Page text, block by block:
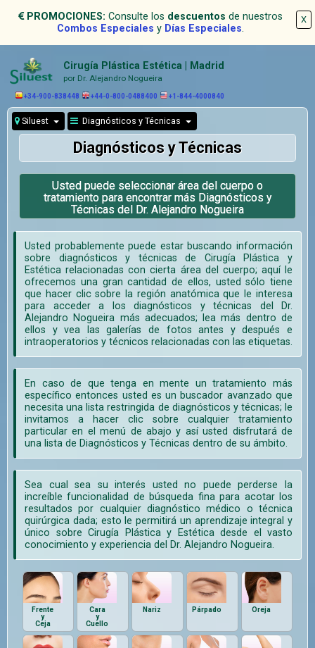
X
PROMOCIONES: Consulte los descuentos de nuestros
Combos Especiales y Días Especiales.
Cirugía Plástica Estética | Madrid
por Dr. Alejandro Nogueira
+34-900-838448 +44-0-800-0488400 +1-844-4000840
Siluest Diagnósticos y Técnicas
Diagnósticos y Técnicas
Usted puede seleccionar área del cuerpo o
tratamiento para encontrar más Diagnósticos y
Técnicas del Dr. Alejandro Nogueira
Usted probablemente puede estar buscando información
sobre diagnósticos y técnicas de Cirugía Plástica y
Estética relacionadas con cierta área del cuerpo; aquí le
ofrecemos una gran cantidad de ellos, usted sólo tiene
que hacer clic sobre la región anatómica que le interesa
para acceder a los diagnósticos y técnicas del Dr.
Alejandro Nogueira más adecuados; lea más dentro de
ellos y vea las galerías de fotos antes y después e
intraoperatorios y técnicos relacionadas con las etiquetas.
En caso de que tenga en mente un tratamiento más
específico entonces usted es un buscador avanzado que
necesita una lista restringida de diagnósticos y técnicas; le
invitamos a hacer clic sobre cualquier tratamiento
particular en el menú de abajo y así usted disfrutará de
una lista de Diagnósticos y Técnicas dentro de su ámbito.
Sea cual sea su interés usted no puede perderse la
increíble funcionalidad de búsqueda fina para acotar los
resultados por cualquier diagnóstico médico o técnica
quirúrgica dada; esto le permitirá un aprendizaje integral y
único sobre Cirugía Plástica y Estética desde el vasto
conocimiento y experiencia del Dr. Alejandro Nogueira.
Frente
y
Ceja
Cara
y
Cuello
Nariz Párpado Oreja